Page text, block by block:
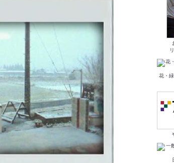
花・